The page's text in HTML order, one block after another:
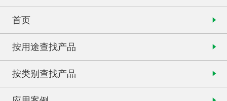
首页
按用途查找产品
按类别查找产品